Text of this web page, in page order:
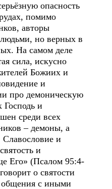
опасность
помимо
авторы
но верных в
На самом деле
сила, искусно
Божиих и
и
про демоническую
Господь и
среди всех
– демоны, а
Славословие и
и
Его» (Псалом 95:4-
о святости
общения с иными